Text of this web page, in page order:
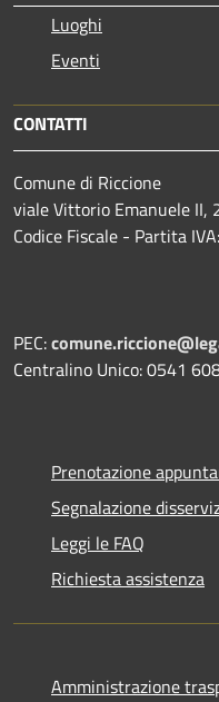
Luoghi
Eventi
CONTATTI
Comune di Riccione
viale Vittorio Emanuele II,
Codice Fiscale - Partita
PEC:
Centralino Unico: 0541
Prenotazione
Segnalazione
Leggi le FAQ
Richiesta assistenza
Amministrazione